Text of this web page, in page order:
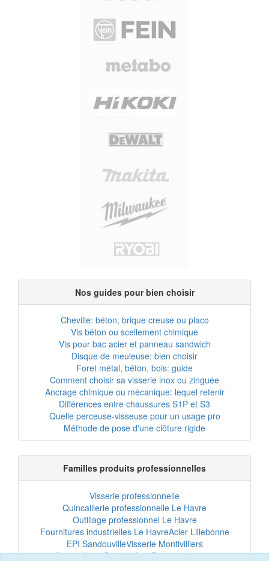
Nos guides pour bien choisir
Cheville: béton, brique creuse ou placo
Vis béton ou scellement chimique
Vis pour bac acier et panneau sandwich
Disque de meuleuse: bien choisir
Foret métal, béton, bois: guide
Comment choisir sa visserie inox ou zinguée
Ancrage chimique ou mécanique: lequel retenir
Différences entre chaussures S1P et S3
Quelle perceuse-visseuse pour un usage pro
Méthode de pose d'une clôture rigide
Familles produits professionnelles
Visserie professionnelle
Quincaillerie professionnelle Le Havre
Outillage professionnel Le Havre
Fournitures industrielles Le HavreAcier Lillebonne
EPI SandouvilleVisserie Montivilliers
Quincaillerie Port-JérômeFixation chantier